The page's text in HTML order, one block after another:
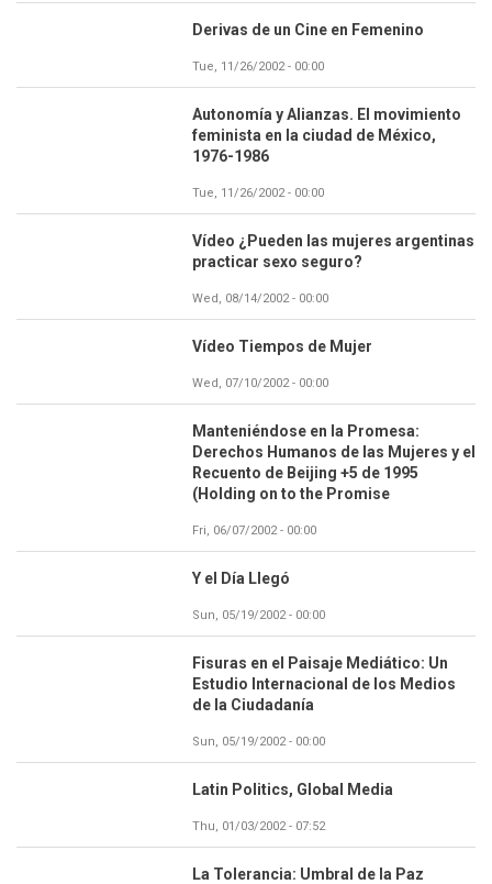
Derivas de un Cine en Femenino
Tue, 11/26/2002 - 00:00
Autonomía y Alianzas. El movimiento
feminista en la ciudad de México,
1976-1986
Tue, 11/26/2002 - 00:00
Vídeo ¿Pueden las mujeres argentinas
practicar sexo seguro?
Wed, 08/14/2002 - 00:00
Vídeo Tiempos de Mujer
Wed, 07/10/2002 - 00:00
Manteniéndose en la Promesa:
Derechos Humanos de las Mujeres y el
Recuento de Beijing +5 de 1995
(Holding on to the Promise
Fri, 06/07/2002 - 00:00
Y el Día Llegó
Sun, 05/19/2002 - 00:00
Fisuras en el Paisaje Mediático: Un
Estudio Internacional de los Medios
de la Ciudadanía
Sun, 05/19/2002 - 00:00
Latin Politics, Global Media
Thu, 01/03/2002 - 07:52
La Tolerancia: Umbral de la Paz